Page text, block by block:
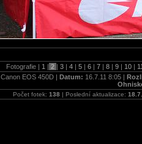
Fotografie | 1 | 2 | 3 | 4 | 5 | 6 | 7 | 8 | 9 | 10 |
Canon EOS 450D | Datum: 16.7.11 8:05 |
Počet fotek: 138 | Poslední aktualizace: